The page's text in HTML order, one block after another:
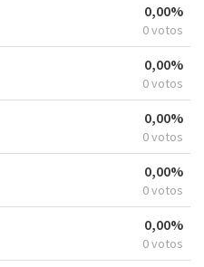
0,00%
0 votos
0,00%
0 votos
0,00%
0 votos
0,00%
0 votos
0,00%
0 votos